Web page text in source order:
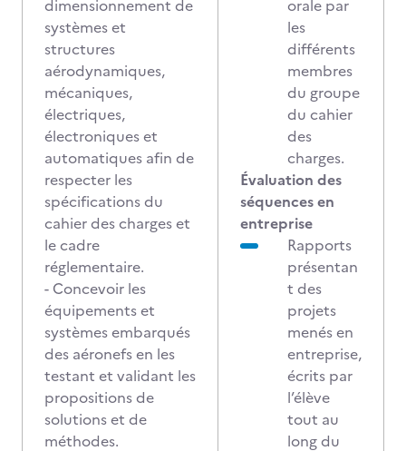
dimensionnement de
systèmes et
structures
aérodynamiques,
mécaniques,
électriques,
électroniques et
automatiques afin de
respecter les
spécifications du
cahier des charges et
le cadre
réglementaire.
- Concevoir les
équipements et
systèmes embarqués
des aéronefs en les
testant et validant les
propositions de
solutions et de
méthodes.
orale par
les
différents
membres
du groupe
du cahier
des
charges.
Évaluation des
séquences en
entreprise
Rapports
présentan
t des
projets
menés en
entreprise,
écrits par
l’élève
tout au
long du